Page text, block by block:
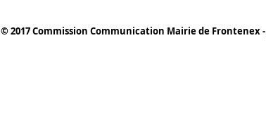
© 2017 Commission Communication Mairie de Frontenex -